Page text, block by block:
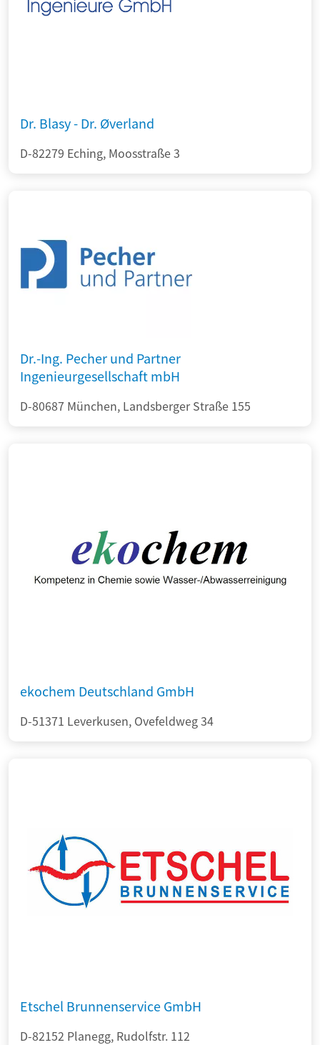
Dr. Blasy - Dr. Øverland
D-82279 Eching, Moosstraße 3
Dr.-Ing. Pecher und Partner
Ingenieurgesellschaft mbH
D-80687 München, Landsberger Straße 155
ekochem Deutschland GmbH
D-51371 Leverkusen, Ovefeldweg 34
Etschel Brunnenservice GmbH
D-82152 Planegg, Rudolfstr. 112